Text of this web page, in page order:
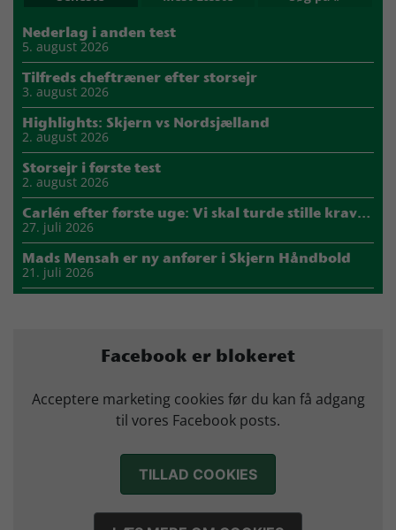
Nederlag i anden test
5. august 2026
Tilfreds cheftræner efter storsejr
3. august 2026
Highlights: Skjern vs Nordsjælland
2. august 2026
Storsejr i første test
2. august 2026
Carlén efter første uge: Vi skal turde stille krav til hinanden
27. juli 2026
Mads Mensah er ny anfører i Skjern Håndbold
21. juli 2026
Marius Nørsøller udlejes til HØJ Elite
Morten Vium takker af efter 17 sæsoner i grønt
12. juli 2026
Facebook er blokeret
Acceptere marketing cookies før du kan få adgang
til vores Facebook posts.
TILLAD COOKIES